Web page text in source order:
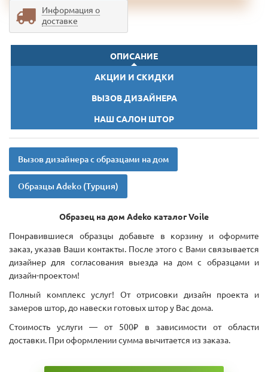
Информация о
доставке
ОПИСАНИЕ
АКЦИИ И СКИДКИ
ВЫЗОВ ДИЗАЙНЕРА
НАШ САЛОН ШТОР
Вызов дизайнера с образцами на дом
Образцы Adeko (Турция)
Образец на дом Adeko каталог Voile
Понравившиеся образцы добавьте в корзину и оформите
заказ, указав Ваши контакты. После этого с Вами связывается
дизайнер для согласования выезда на дом с образцами и
дизайн-проектом!
Полный комплекс услуг! От отрисовки дизайн проекта и
замеров штор, до навески готовых штор у Вас дома.
Стоимость услуги — от 500₽ в зависимости от области
доставки. При оформлении сумма вычитается из заказа.